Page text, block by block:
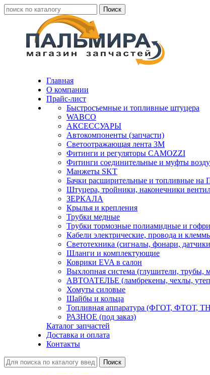
Главная
О компании
Прайс-лист
Быстросъемные и топливные штуцера
WABCO
АКСЕССУАРЫ
Автокомпоненты (запчасти)
Светоотражающая лента 3М
Фитинги и регуляторы CAMOZZI
Фитинги соединительные и муфты
Манжеты SKT
Бачки расширительные и топливные
Штуцера, тройники, наконечники
ЗЕРКАЛА
Крылья и крепления
Трубки медные
Трубки тормозные полиамидные и
Кабели электрические, провода и
Светотехника (сигналы, фонари,
Шланги и комплектующие
Коврики EVA в салон
Выхлопная система (глушители, трубы,
АВТОАТЕЛЬЕ (ламбрекены, чехлы,
Хомуты силовые
Шайбы и кольца
Топливная аппаратура (ФГОТ, ФТОТ,
РАЗНОЕ (под заказ)
Каталог запчастей
Доставка и оплата
Контакты